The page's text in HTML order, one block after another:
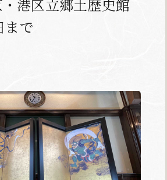
港区立郷土歴史館
まで